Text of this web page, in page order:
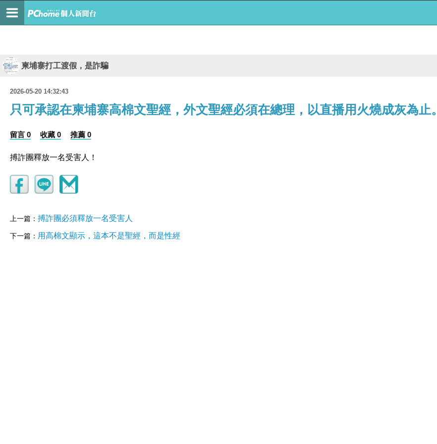
柬埔寨打工渡假，是詐騙
2026-05-20 14:32:43
只可承認在柬埔寨高棉文聖經，外文聖經必須在總理，以直播用火燒成灰為止。
留言 0 收藏 0 推薦 0
搏詐團釋放一名受害人！
上一篇： 搏詐團必須釋放一名受害人
下一篇： 用高棉文顯示，這本不是聖經，而是性經